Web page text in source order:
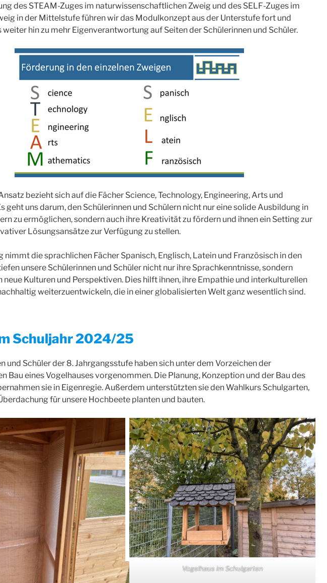
des STEAM-Zuges im naturwissenschaftlichen Zweig und des SELF-Zuges im
in der Mittelstufe führen wir das Modulkonzept aus der Unterstufe fort und
hin zu mehr Eigenverantwortung auf Seiten der Schülerinnen und Schüler.
bezieht sich auf die Fächer Science, Technology, Engineering, Arts und
geht uns darum, den Schülerinnen und Schülern nicht nur eine solide Ausbildung in
zu ermöglichen, sondern auch ihre Kreativität zu fördern und ihnen ein Setting zur
Lösungsansätze zur Verfügung zu stellen.
nimmt die sprachlichen Fächer Spanisch, Englisch, Latein und Französisch in den
unsere Schülerinnen und Schüler nicht nur ihre Sprachkenntnisse, sondern
neue Kulturen und Perspektiven. Dies hilft ihnen, ihre Empathie und interkulturellen
weiterzuentwickeln, die in einer globalisierten Welt ganz wesentlich sind.
Schuljahr 2024/25
und Schüler der 8. Jahrgangsstufe haben sich unter dem Vorzeichen der
Bau eines Vogelhauses vorgenommen. Die Planung, Konzeption und der Bau des
sie in Eigenregie. Außerdem unterstützten sie den Wahlkurs Schulgarten,
für unsere Hochbeete planten und bauten.
Vogelhaus im Schulgarten